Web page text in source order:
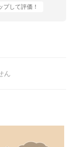
プして評価！
ん